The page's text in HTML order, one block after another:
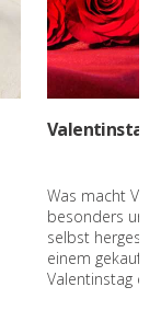
Valentinstag
Was macht
besonders und
selbst
einem
Valentinstag